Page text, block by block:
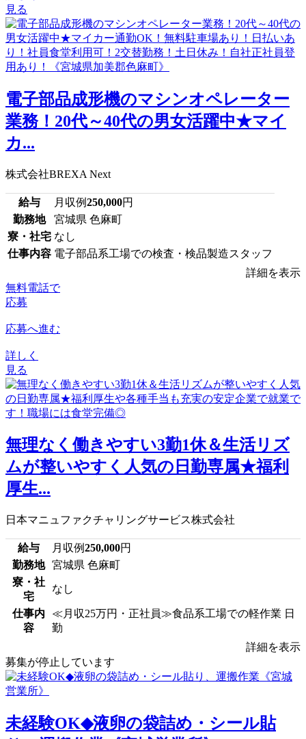
見る
電子部品成形機のマシンオペレーター
業務！20代～40代の男女活躍中★マイ
カ...
株式会社BREXA Next
給与 月収例250,000円
勤務地
宮城県 色麻町
寮・社宅 なし
仕事内容 電子部品系工場での検査・検品製造スタッフ
詳細を表示
無料電話で
応募
応募へ進む
詳しく
見る
無理なく働きやすい3勤1休＆生活リズ
ムが整いやすく人気の日勤専属★福利
厚生...
日本マニュファクチャリングサービス株式会社
給与 月収例250,000円
勤務地
宮城県 色麻町
寮・社
宅
なし
仕事内
容
≪月収25万円・正社員≫食品系工場での軽作業 日
勤
詳細を表示
募集が停止しています
未経験OK◆液卵の袋詰め・シール貼